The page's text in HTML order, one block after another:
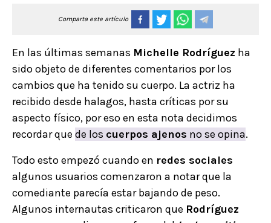
Comparta este artículo
En las últimas semanas Michelle Rodríguez ha
sido objeto de diferentes comentarios por los
cambios que ha tenido su cuerpo. La actriz ha
recibido desde halagos, hasta críticas por su
aspecto físico, por eso en esta nota decidimos
recordar que de los cuerpos ajenos no se opina.
Todo esto empezó cuando en redes sociales
algunos usuarios comenzaron a notar que la
comediante parecía estar bajando de peso.
Algunos internautas criticaron que Rodríguez